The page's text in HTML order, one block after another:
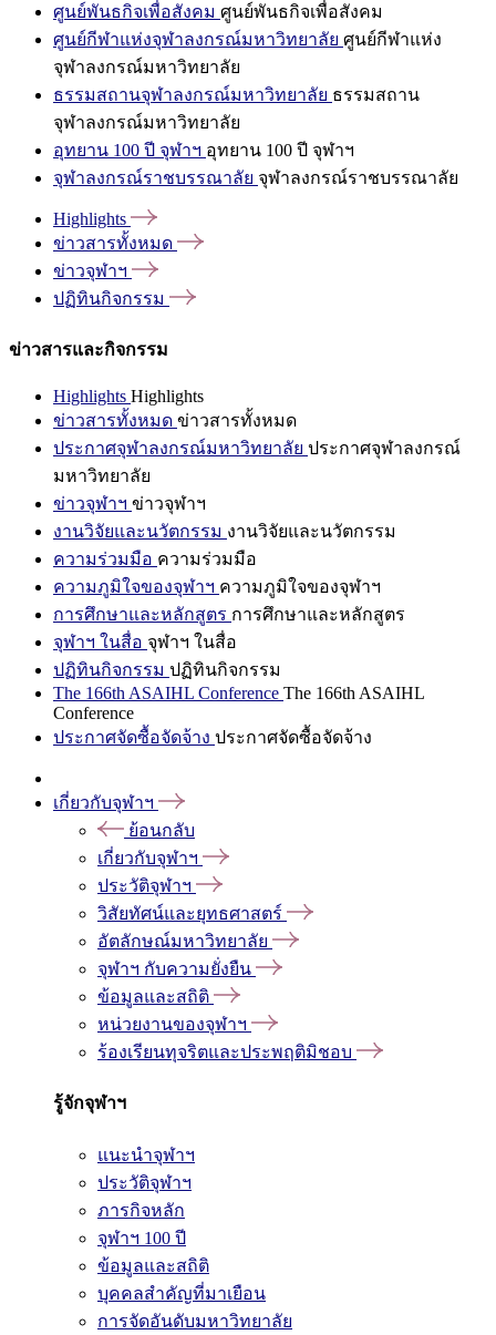
ศูนย์พันธกิจเพื่อสังคม ศูนย์พันธกิจเพื่อสังคม
ศูนย์กีฬาแห่งจุฬาลงกรณ์มหาวิทยาลัย ศูนย์กีฬาแห่ง
จุฬาลงกรณ์มหาวิทยาลัย
ธรรมสถานจุฬาลงกรณ์มหาวิทยาลัย ธรรมสถาน
จุฬาลงกรณ์มหาวิทยาลัย
อุทยาน 100 ปี จุฬาฯ อุทยาน 100 ปี จุฬาฯ
จุฬาลงกรณ์ราชบรรณาลัย จุฬาลงกรณ์ราชบรรณาลัย
Highlights
ข่าวสารทั้งหมด
ข่าวจุฬาฯ
ปฏิทินกิจกรรม
ข่าวสารและกิจกรรม
Highlights Highlights
ข่าวสารทั้งหมด ข่าวสารทั้งหมด
ประกาศจุฬาลงกรณ์มหาวิทยาลัย ประกาศจุฬาลงกรณ์
มหาวิทยาลัย
ข่าวจุฬาฯ ข่าวจุฬาฯ
งานวิจัยและนวัตกรรม งานวิจัยและนวัตกรรม
ความร่วมมือ ความร่วมมือ
ความภูมิใจของจุฬาฯ ความภูมิใจของจุฬาฯ
การศึกษาและหลักสูตร การศึกษาและหลักสูตร
จุฬาฯ ในสื่อ จุฬาฯ ในสื่อ
ปฏิทินกิจกรรม ปฏิทินกิจกรรม
The 166th ASAIHL Conference The 166th ASAIHL
Conference
ประกาศจัดซื้อจัดจ้าง ประกาศจัดซื้อจัดจ้าง
เกี่ยวกับจุฬาฯ
ย้อนกลับ
เกี่ยวกับจุฬาฯ
ประวัติจุฬาฯ
วิสัยทัศน์และยุทธศาสตร์
อัตลักษณ์มหาวิทยาลัย
จุฬาฯ กับความยั่งยืน
ข้อมูลและสถิติ
หน่วยงานของจุฬาฯ
ร้องเรียนทุจริตและประพฤติมิชอบ
รู้จักจุฬาฯ
แนะนำจุฬาฯ
ประวัติจุฬาฯ
ภารกิจหลัก
จุฬาฯ 100 ปี
ข้อมูลและสถิติ
บุคคลสำคัญที่มาเยือน
การจัดอันดับมหาวิทยาลัย